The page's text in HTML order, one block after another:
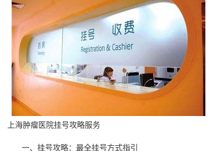
上海肿瘤医院挂号攻略服务
一、挂号攻略：最全挂号方式指引